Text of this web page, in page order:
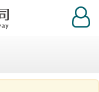
登
入